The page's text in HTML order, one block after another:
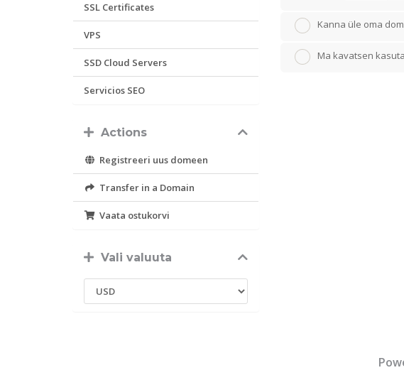
SSL Certificates
VPS
SSD Cloud Servers
Servicios SEO
Actions
Registreeri uus domeen
Transfer in a Domain
Vaata ostukorvi
Vali valuuta
Kanna üle oma
Ma kavatsen